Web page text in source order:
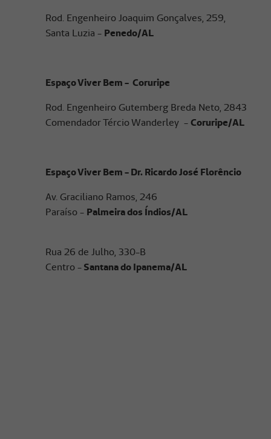
Rod. Engenheiro Joaquim Gonçalves, 259,
Santa Luzia - Penedo/AL
Espaço Viver Bem - Coruripe
Rod. Engenheiro Gutemberg Breda Neto, 2843
Comendador Tércio Wanderley -Coruripe/AL
Espaço Viver Bem - Dr. Ricardo José Florêncio
Av. Graciliano Ramos, 246
Paraíso - Palmeira dos Índios/AL
Rua 26 de Julho, 330-B
Centro -Santana do Ipanema/AL